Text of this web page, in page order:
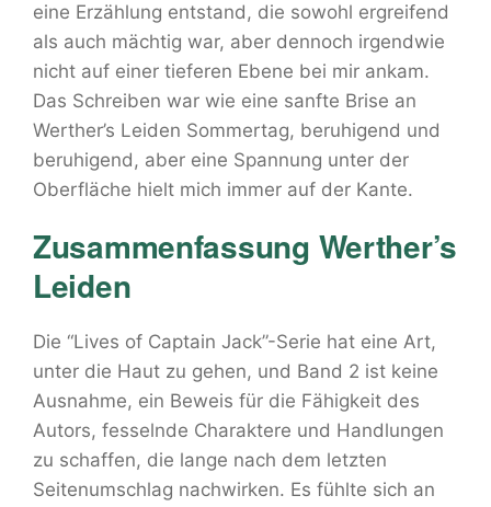
eine Erzählung entstand, die sowohl ergreifend
als auch mächtig war, aber dennoch irgendwie
nicht auf einer tieferen Ebene bei mir ankam.
Das Schreiben war wie eine sanfte Brise an
Werther’s Leiden Sommertag, beruhigend und
beruhigend, aber eine Spannung unter der
Oberfläche hielt mich immer auf der Kante.
Zusammenfassung Werther’s
Leiden
Die “Lives of Captain Jack”-Serie hat eine Art,
unter die Haut zu gehen, und Band 2 ist keine
Ausnahme, ein Beweis für die Fähigkeit des
Autors, fesselnde Charaktere und Handlungen
zu schaffen, die lange nach dem letzten
Seitenumschlag nachwirken. Es fühlte sich an